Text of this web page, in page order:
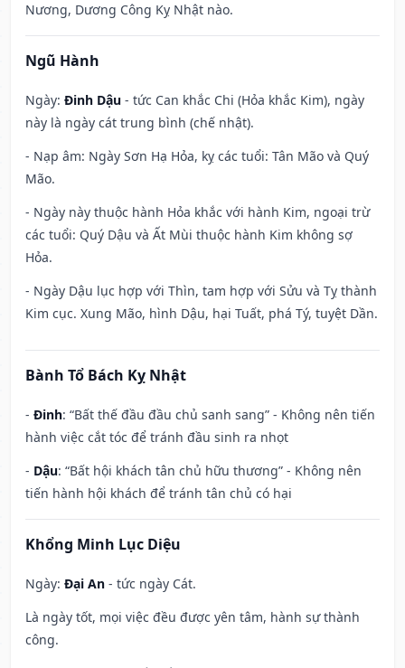
Nương, Dương Công Kỵ Nhật nào.
Ngũ Hành
Ngày: Đinh Dậu - tức Can khắc Chi (Hỏa khắc Kim), ngày
này là ngày cát trung bình (chế nhật).
- Nạp âm: Ngày Sơn Hạ Hỏa, kỵ các tuổi: Tân Mão và Quý
Mão.
- Ngày này thuộc hành Hỏa khắc với hành Kim, ngoại trừ
các tuổi: Quý Dậu và Ất Mùi thuộc hành Kim không sợ
Hỏa.
- Ngày Dậu lục hợp với Thìn, tam hợp với Sửu và Tỵ thành
Kim cục. Xung Mão, hình Dậu, hại Tuất, phá Tý, tuyệt Dần.
Bành Tổ Bách Kỵ Nhật
- Đinh: “Bất thế đầu đầu chủ sanh sang” - Không nên tiến
hành việc cắt tóc để tránh đầu sinh ra nhọt
- Dậu: “Bất hội khách tân chủ hữu thương” - Không nên
tiến hành hội khách để tránh tân chủ có hại
Khổng Minh Lục Diệu
Ngày: Đại An - tức ngày Cát.
Là ngày tốt, mọi việc đều được yên tâm, hành sự thành
công.